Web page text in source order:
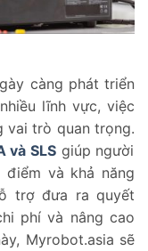
càng phát triển
lĩnh vực, việc
vai trò quan trọng.
và SLS giúp người
và khả năng
trợ đưa ra quyết
phí và nâng cao
Myrobot.asia sẽ